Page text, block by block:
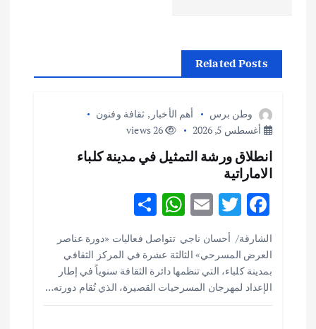
م
ق
ت
Related Posts
وطن برس أهم الأخبار , ثقافة وفنون
أغسطس 5, 2026
26 views
انطلاق ورشة التمثيل في مدينة كلباء
الاماراتية
F
ac
e
b
o
T
w
it
te
r
E
ai
l
W
h
at
s
A
h
ar
e
الشارقة/ أحسان ناجي تتواصل فعاليات «دورة عناصر
العرض المسرحي» الثالثة عشرة في المركز الثقافي
بمدينة كلباء، التي تنظمها دائرة الثقافة سنوياً في إطار
الإعداد لمهرجان المسرحيات القصيرة، الذي تُقام دورته…